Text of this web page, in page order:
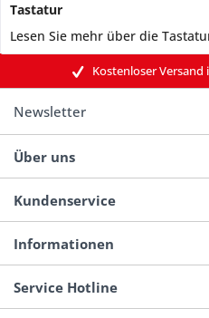
Tastatur
Lesen Sie mehr über die
Kostenloser
Newsletter
Über uns
Kundenservice
Informationen
Service Hotline